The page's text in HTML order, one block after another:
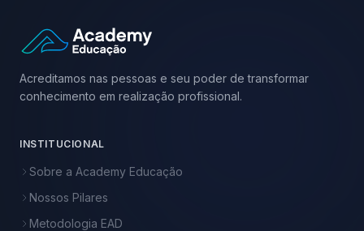
Acreditamos nas pessoas e seu poder de transformar
conhecimento em realização profissional.
INSTITUCIONAL
Sobre a Academy Educação
Nossos Pilares
Metodologia EAD